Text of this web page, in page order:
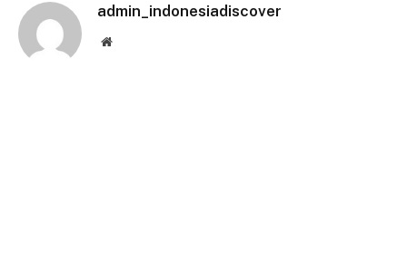
admin_indonesiadiscover
Website